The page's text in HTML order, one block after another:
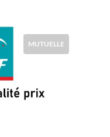
MUTUELLE